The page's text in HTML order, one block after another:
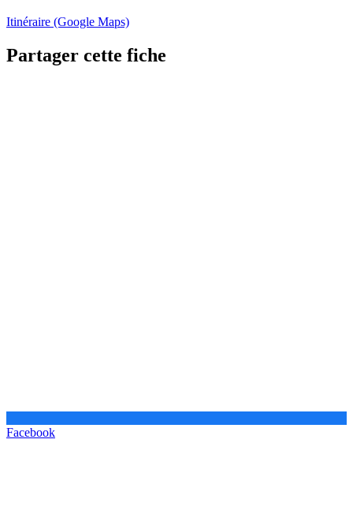
Itinéraire (Google Maps)
Partager cette fiche
Facebook